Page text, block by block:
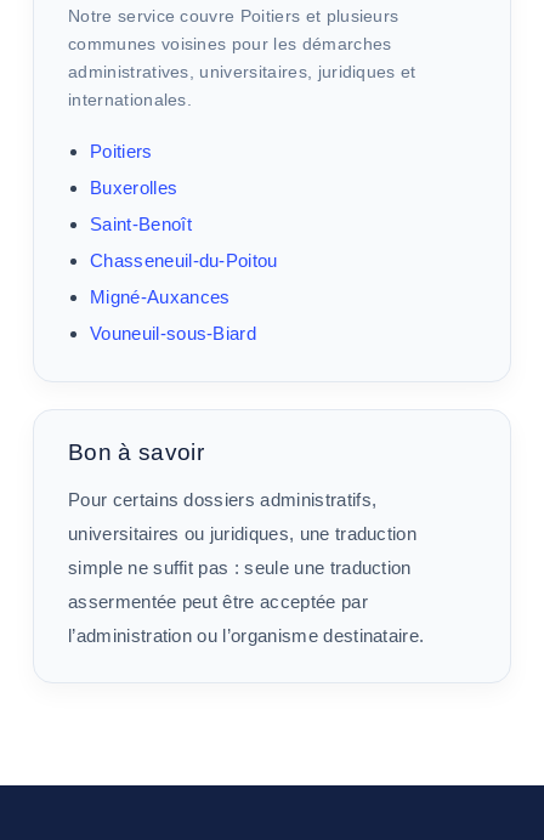
Notre service couvre Poitiers et plusieurs
communes voisines pour les démarches
administratives, universitaires, juridiques et
internationales.
Poitiers
Buxerolles
Saint-Benoît
Chasseneuil-du-Poitou
Migné-Auxances
Vouneuil-sous-Biard
Bon à savoir
Pour certains dossiers administratifs,
universitaires ou juridiques, une traduction
simple ne suffit pas : seule une traduction
assermentée peut être acceptée par
l’administration ou l’organisme destinataire.